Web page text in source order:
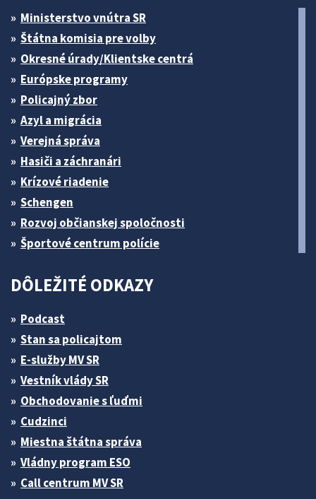
Ministerstvo vnútra SR
Štátna komisia pre volby
Okresné úrady/Klientske centrá
Európske programy
Policajný zbor
Azyl a migrácia
Verejná správa
Hasiči a záchranári
Krízové riadenie
Schengen
Rozvoj občianskej spoločnosti
Športové centrum polície
DÔLEŽITÉ ODKAZY
Podcast
Stan sa policajtom
E-služby MV SR
Vestník vlády SR
Obchodovanie s ľuďmi
Cudzinci
Miestna štátna správa
Vládny program ESO
Call centrum MV SR